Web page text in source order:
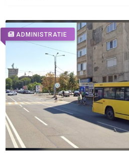
ADMINISTRATIE